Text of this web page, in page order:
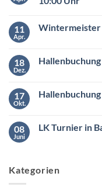
zu
den
26.04.2025
11
Apr.
Wintermeister
Wintermeister
18
Dez.
Hallenbuchung
ebusy
17
Okt.
Hallenbuchung
08
Juni
LK Turnier in
Turnier
Kategorien